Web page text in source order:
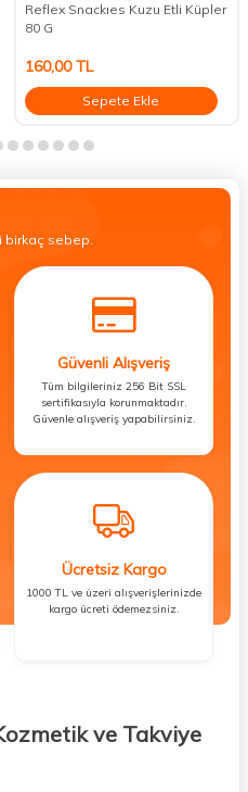
Reflex Snackıes Kuzu Etli Küpler
80 G
160,00TL
Sepete Ekle
birkaç sebep.
Güvenli Alışveriş
Tüm bilgileriniz 256 Bit SSL
sertifikasıyla korunmaktadır.
Güvenle alışveriş yapabilirsiniz.
Ücretsiz Kargo
1000 TL ve üzeri alışverişlerinizde
kargo ücreti ödemezsiniz.
ve Takviye